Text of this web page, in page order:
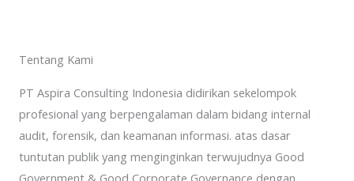
Tentang Kami
PT Aspira Consulting Indonesia didirikan sekelompok
profesional yang berpengalaman dalam bidang internal
audit, forensik, dan keamanan informasi. atas dasar
tuntutan publik yang menginginkan terwujudnya Good
Government & Good Corporate Governance dengan